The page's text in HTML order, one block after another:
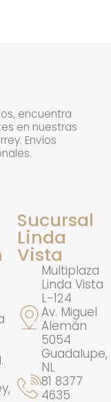
encuentra
en nuestras
Envíos
Sucursal
Linda
Vista
Multiplaza
Linda Vista
L-124
Av. Miguel
Alemán
5054
Guadalupe,
NL
81 8377
4635